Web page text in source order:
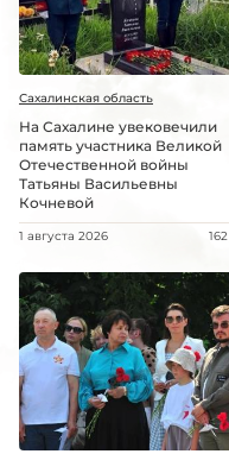
Сахалинская область
На Сахалине увековечили
память участника Великой
Отечественной войны
Татьяны Васильевны
Кочневой
1 августа 2026 162